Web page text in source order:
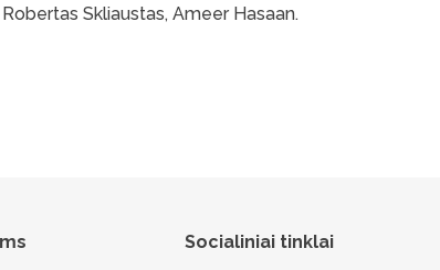
Skliaustas, Ameer Hasaan.
Socialiniai tinklai